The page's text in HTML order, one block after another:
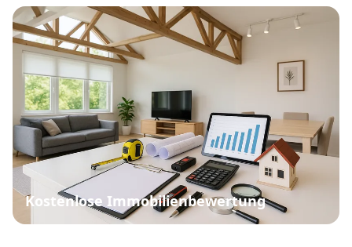
Kostenlose Immobilienbewertung